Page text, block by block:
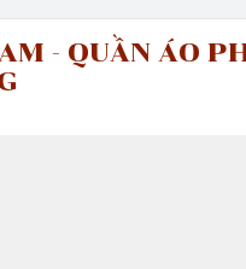
- QUẦN ÁO